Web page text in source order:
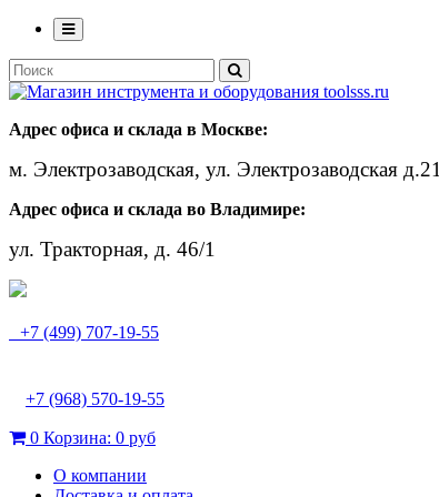
Адрес офиса и склада в Москве:
м. Электрозаводская, ул. Электрозаводская д.21
Адрес офиса и склада во Владимире:
ул. Тракторная, д. 46/1
+7 (499) 707-19-55
+7 (968) 570-19-55
0 Корзина: 0 руб
О компании